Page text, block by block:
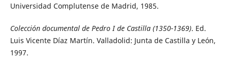
Universidad Complutense de Madrid, 1985.
Colección documental de Pedro I de Castilla (1350-1369). Ed.
Luis Vicente Díaz Martín. Valladolid: Junta de Castilla y León,
1997.